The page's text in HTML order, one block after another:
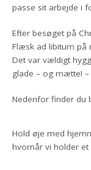
passe sit arbejde i
Efter besøget på
Flæsk ad libitum på
Det var vældigt
glade – og mætte! –
Nedenfor finder du
Hold øje med
hvornår vi holder